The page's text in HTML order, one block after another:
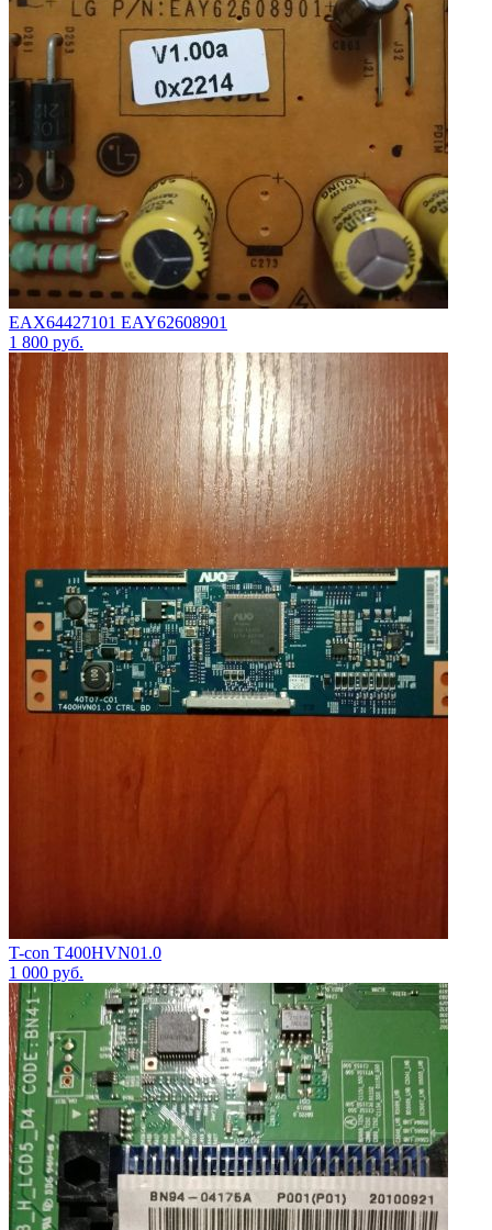
EAX64427101 EAY62608901
1 800 руб.
T-con T400HVN01.0
1 000 руб.